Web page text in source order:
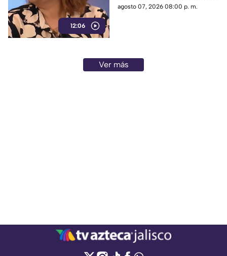
12:06
que nunca brilla tanto por
agosto 07, 2026 08:00 p. m.
Ver más